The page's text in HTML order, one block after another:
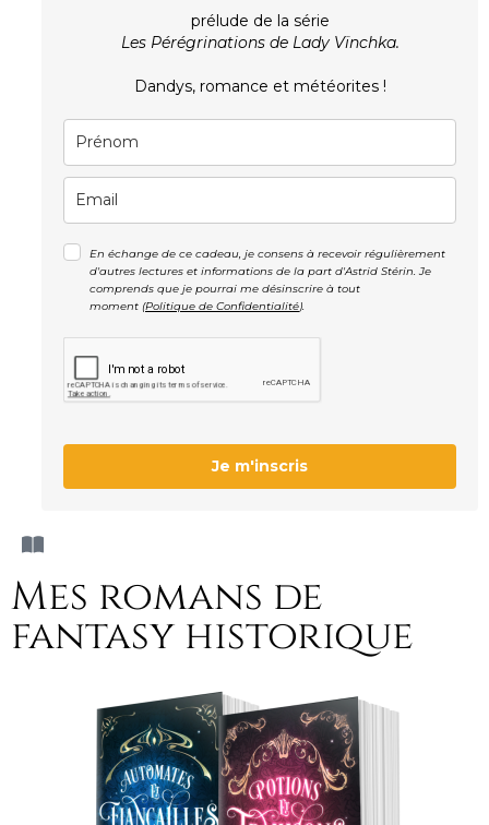
prélude de la série
Les Pérégrinations de Lady Vïnchka.
Dandys, romance et météorites !
En échange de ce cadeau, je consens à recevoir régulièrement
d'autres lectures et informations de la part d'Astrid Stérin. Je
comprends que je pourrai me désinscrire à tout
moment (Politique de Confidentialité).
Je m'inscris
Mes romans de
fantasy historique